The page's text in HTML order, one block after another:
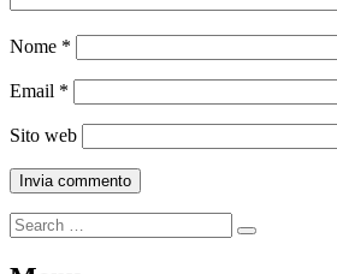
Nome *
Email *
Sito web